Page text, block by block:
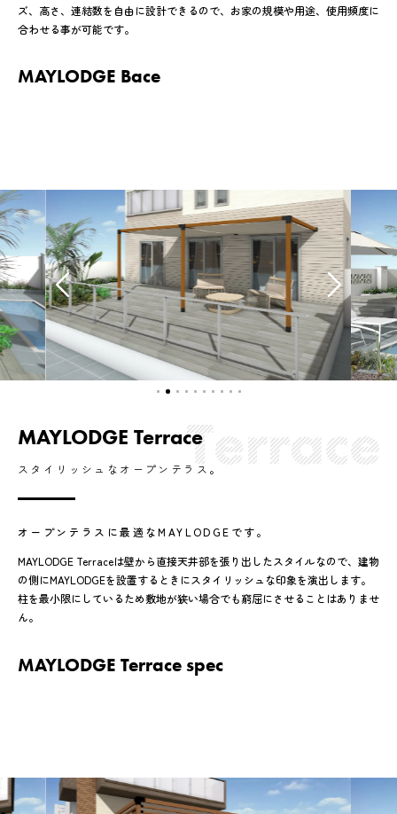
ズ、高さ、連結数を自由に設計できるので、お家の規模や用途、使用頻度に
合わせる事が可能です。
MAYLODGE Bace
MAYLODGE Terrace
スタイリッシュなオープンテラス。
オープンテラスに最適なMAYLODGEです。
MAYLODGE Terraceは壁から直接天井部を張り出したスタイルなので、建物
の側にMAYLODGEを設置するときにスタイリッシュな印象を演出します。
柱を最小限にしているため敷地が狭い場合でも窮屈にさせることはありませ
ん。
MAYLODGE Terrace spec